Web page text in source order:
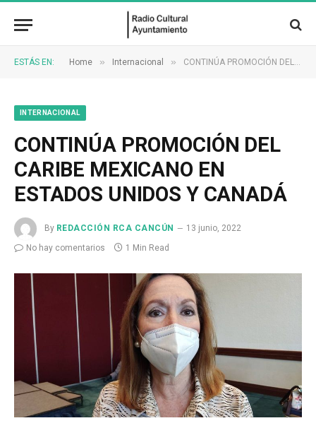
ESTÁS EN: Home » Internacional » CONTINÚA PROMOCIÓN DEL CARIBE MEXICANO EN ESTADOS UNIDOS Y CANADÁ
INTERNACIONAL
CONTINÚA PROMOCIÓN DEL
CARIBE MEXICANO EN
ESTADOS UNIDOS Y CANADÁ
By REDACCIÓN RCA CANCÚN
13 junio, 2022
No hay comentarios
1 Min Read